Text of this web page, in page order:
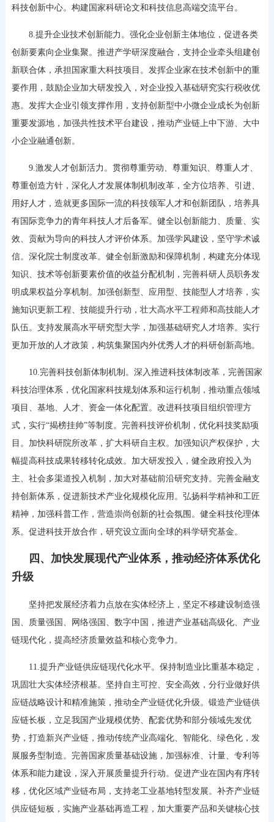
科技创新中心。构建国家科研论文和科技信息高端交流平台。
8.提升企业技术创新能力。强化企业创新主体地位，促进各类
创新要素向企业集聚。推进产学研深度融合，支持企业牵头组建创
新联合体，承担国家重大科技项目。发挥企业家在技术创新中的重
要作用，鼓励企业加大研发投入，对企业投入基础研究实行税收优
惠。发挥大企业引领支撑作用，支持创新型中小微企业成长为创新
重要发源地，加强共性技术平台建设，推动产业链上中下游、大中
小企业融通创新。
9.激发人才创新活力。贯彻尊重劳动、尊重知识、尊重人才、
尊重创造方针，深化人才发展体制机制改革，全方位培养、引进、
用好人才，造就更多国际一流的科技领军人才和创新团队，培养具
有国际竞争力的青年科技人才后备军。健全以创新能力、质量、实
效、贡献为导向的科技人才评价体系。加强学风建设，坚守学术诚
信。深化院士制度改革。健全创新激励和保障机制，构建充分体现
知识、技术等创新要素价值的收益分配机制，完善科研人员职务发
明成果权益分享机制。加强创新型、应用型、技能型人才培养，实
施知识更新工程、技能提升行动，壮大高水平工程师和高技能人才
队伍。支持发展高水平研究型大学，加强基础研究人才培养。实行
更加开放的人才政策，构筑集聚国内外优秀人才的科研创新高地。
10.完善科技创新体制机制。深入推进科技体制改革，完善国家
科技治理体系，优化国家科技规划体系和运行机制，推动重点领域
项目、基地、人才、资金一体化配置。改进科技项目组织管理方
式，实行“揭榜挂帅”等制度。完善科技评价机制，优化科技奖励项
目。加快科研院所改革，扩大科研自主权。加强知识产权保护，大
幅提高科技成果转移转化成效。加大研发投入，健全政府投入为
主、社会多渠道投入机制，加大对基础前沿研究支持。完善金融支
持创新体系，促进新技术产业化规模化应用。弘扬科学精神和工匠
精神，加强科普工作，营造崇尚创新的社会氛围。健全科技伦理体
系。促进科技开放合作，研究设立面向全球的科学研究基金。
四、加快发展现代产业体系，推动经济体系优化
升级
坚持把发展经济着力点放在实体经济上，坚定不移建设制造强
国、质量强国、网络强国、数字中国，推进产业基础高级化、产业
链现代化，提高经济质量效益和核心竞争力。
11.提升产业链供应链现代化水平。保持制造业比重基本稳定，
巩固壮大实体经济根基。坚持自主可控、安全高效，分行业做好供
应链战略设计和精准施策，推动全产业链优化升级。锻造产业链供
应链长板，立足我国产业规模优势、配套优势和部分领域先发优
势，打造新兴产业链，推动传统产业高端化、智能化、绿色化，发
展服务型制造。完善国家质量基础设施，加强标准、计量、专利等
体系和能力建设，深入开展质量提升行动。促进产业在国内有序转
移，优化区域产业链布局，支持老工业基地转型发展。补齐产业链
供应链短板，实施产业基础再造工程，加大重要产品和关键核心技